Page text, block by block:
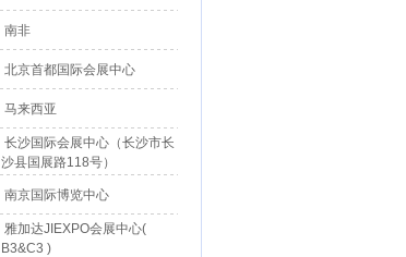
南非
北京首都国际会展中心
马来西亚
长沙国际会展中心（长沙市长
沙县国展路118号）
南京国际博览中心
雅加达JIEXPO会展中心(
B3&C3 )